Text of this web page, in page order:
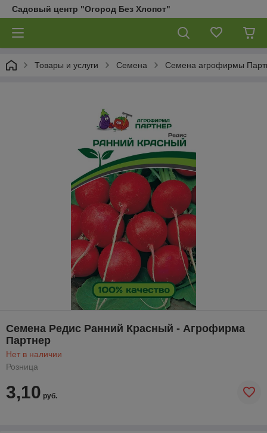
Садовый центр "Огород Без Хлопот"
Товары и услуги Семена Семена агрофирмы
Семена Редис Ранний Красный - Агрофирма
Партнер
Нет в наличии
Розница
3,10 руб.